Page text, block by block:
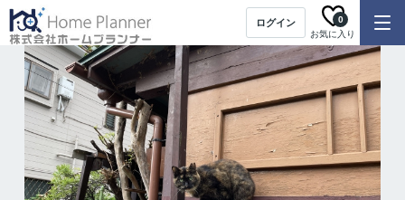
ログイン
お気に入り
0